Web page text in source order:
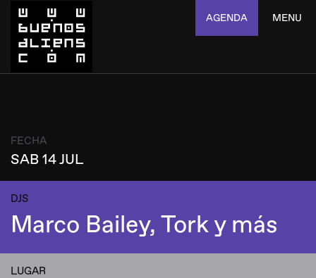
AGENDA MENU
FECHA
SAB 14 JUL
DJS
Marco Bailey, Tork y más
LUGAR